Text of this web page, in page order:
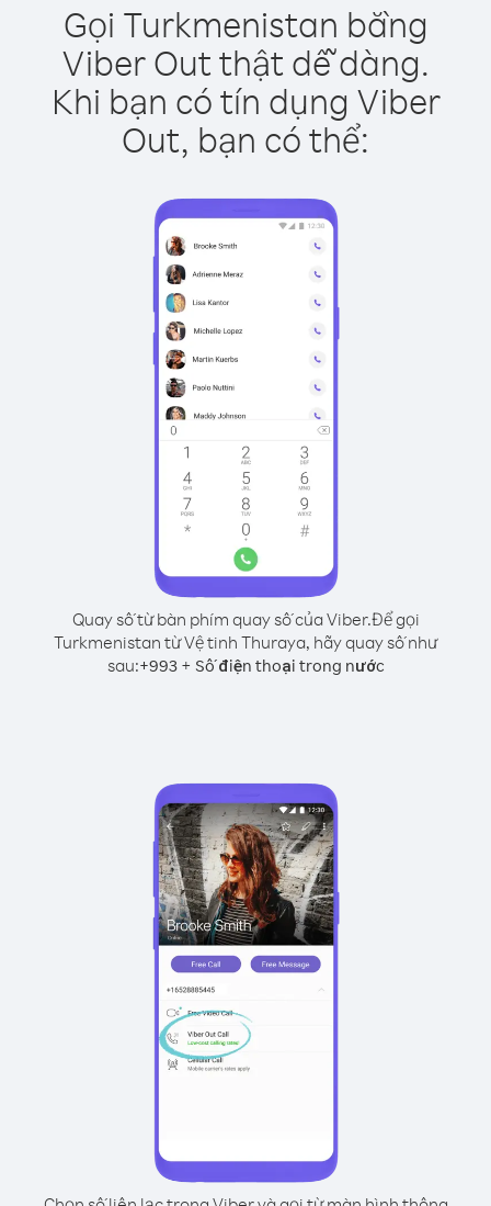
Gọi Turkmenistan bằng
Viber Out thật dễ dàng.
Khi bạn có tín dụng Viber
Out, bạn có thể:
Quay số từ bàn phím quay số của Viber.Để gọi
Turkmenistan từ Vệ tinh Thuraya, hãy quay số như
sau:+993+ Số điện thoại trong nước